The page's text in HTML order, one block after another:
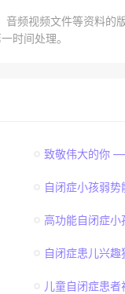
音频视频文件等资料
时间处理。
致敬伟大的你
自闭症小孩弱
高功能自闭症小
自闭症患儿兴
儿童自闭症患者